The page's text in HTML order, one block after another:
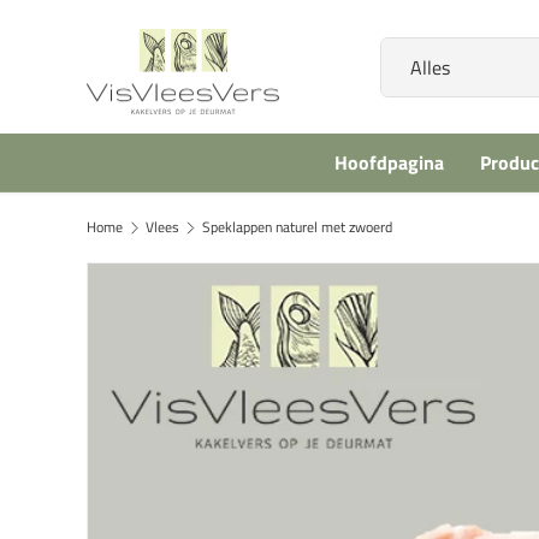
Ga naar inhoud Zoeken
Alles
Hoofdpagina
Home Vlees Speklappen naturel met zwoerd